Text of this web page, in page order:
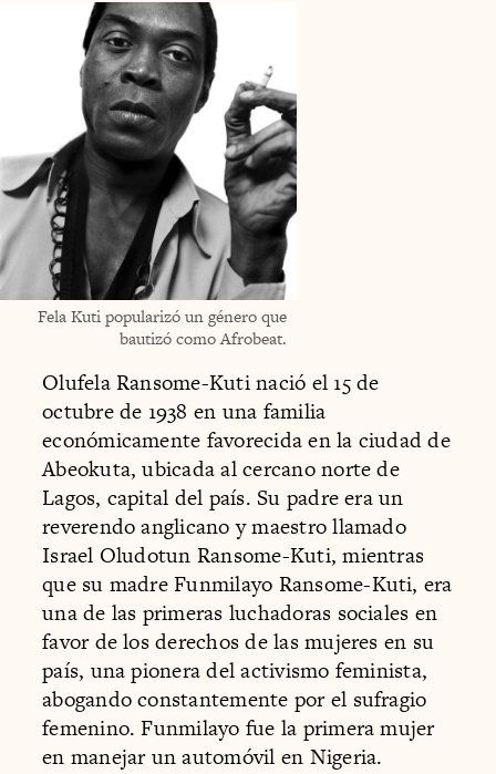
Fela Kuti popularizó un género que
bautizó como Afrobeat.
Olufela Ransome-Kuti nació el 15 de
octubre de 1938 en una familia
económicamente favorecida en la ciudad de
Abeokuta, ubicada al cercano norte de
Lagos, capital del país. Su padre era un
reverendo anglicano y maestro llamado
Israel Oludotun Ransome-Kuti, mientras
que su madre Funmilayo Ransome-Kuti, era
una de las primeras luchadoras sociales en
favor de los derechos de las mujeres en su
país, una pionera del activismo feminista,
abogando constantemente por el sufragio
femenino. Funmilayo fue la primera mujer
en manejar un automóvil en Nigeria.